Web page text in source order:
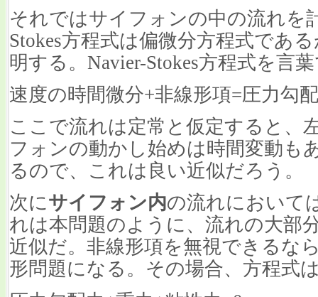
それではサイフォンの中の流れを
Stokes方程式は偏微分方程式であ
明する。Navier-Stokes方程式を言
速度の時間微分+非線形項=圧力勾
ここで流れは定常と仮定すると、
フォンの動かし始めは時間変動も
るので、これは良い近似だろう。
次にサイフォン内の流れにおいて
れは本問題のように、流れの大部
近似だ。非線形項を無視できるな
形問題になる。その場合、方程式